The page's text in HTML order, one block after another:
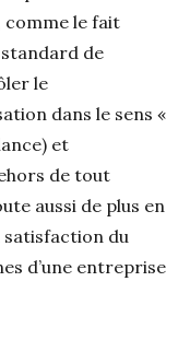
comme le fait
de
le
dans le sens «
et
de tout
aussi de plus en
satisfaction du
d’une entreprise